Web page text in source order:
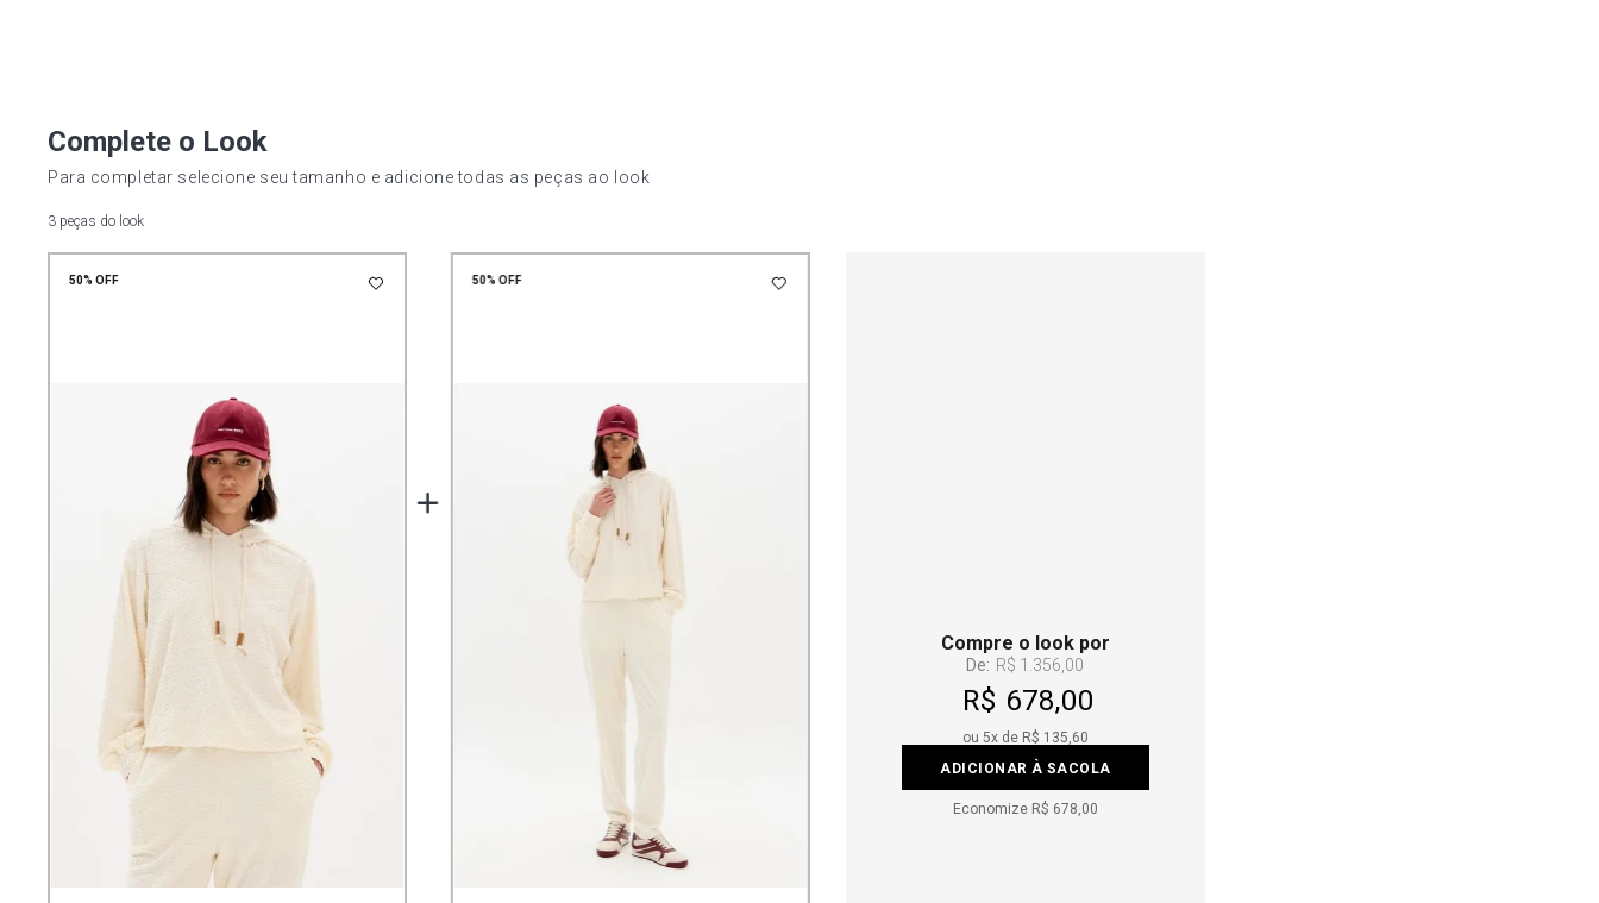
Complete o Look
Para completar selecione seu tamanho e adicione todas as peças ao look
3 peças do look
50% OFF 50% OFF
Compre o look por
De: R$ 1.356,00
R$ 678,00
ou 5x de R$ 135,60
ADICIONAR À SACOLA
Economize R$ 678,00